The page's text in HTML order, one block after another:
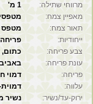
מרווחי שתילה:
1 מ'
מאפיין צמח:
תאור צמח:
מטפס
ייחודיות:
צבע פריחה:
כתום,
עונת פריחה:
פריחה:
דמוי
עלווה:
ירוק-עד/נשיר:
נשיר
חיפוש צמח
קישורים
לקוחות פרטיים